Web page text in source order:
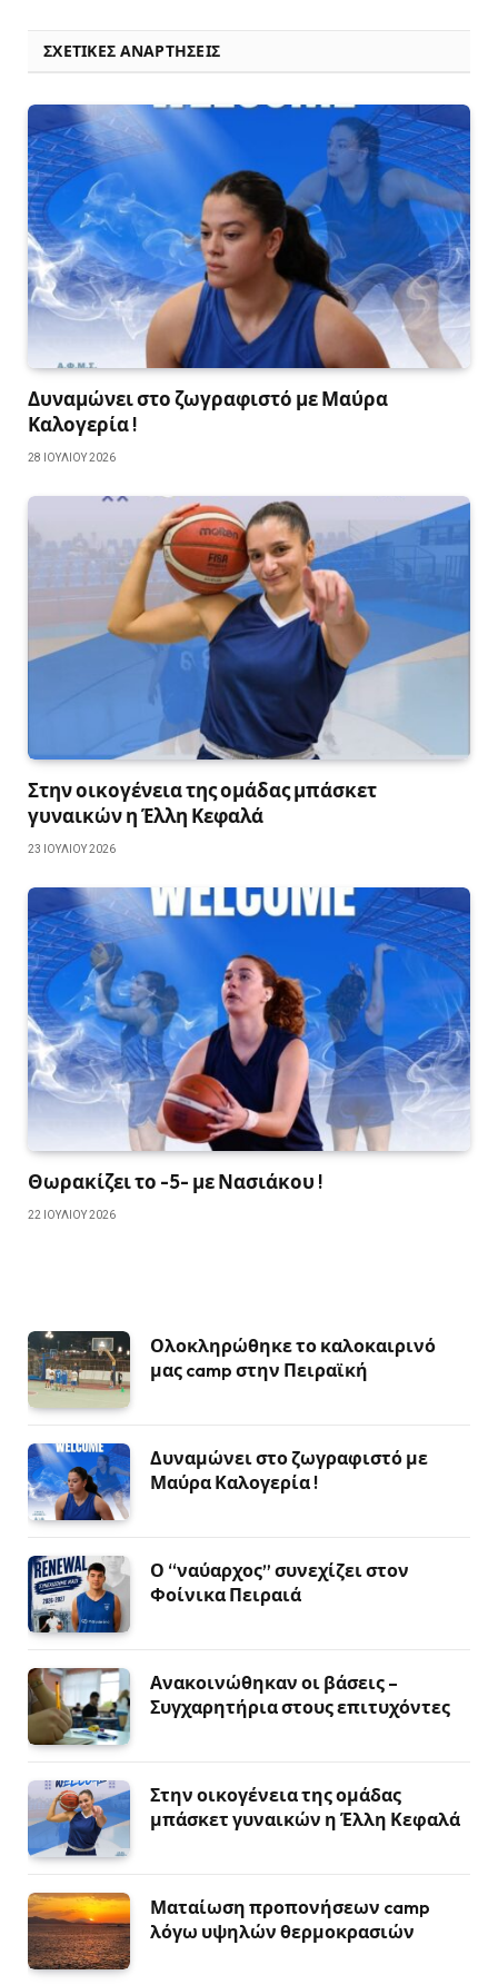
ΣΧΕΤΙΚΈΣ ΑΝΑΡΤΉΣΕΙΣ
Δυναμώνει στο ζωγραφιστό με Μαύρα
Καλογερία !
28 ΙΟΥΛΊΟΥ 2026
Στην οικογένεια της ομάδας μπάσκετ
γυναικών η Έλλη Κεφαλά
23 ΙΟΥΛΊΟΥ 2026
Θωρακίζει το -5- με Νασιάκου !
22 ΙΟΥΛΊΟΥ 2026
Ολοκληρώθηκε το καλοκαιρινό
μας camp στην Πειραϊκή
Δυναμώνει στο ζωγραφιστό με
Μαύρα Καλογερία !
Ο “ναύαρχος” συνεχίζει στον
Φοίνικα Πειραιά
Ανακοινώθηκαν οι βάσεις –
Συγχαρητήρια στους επιτυχόντες
Στην οικογένεια της ομάδας
μπάσκετ γυναικών η Έλλη Κεφαλά
Ματαίωση προπονήσεων camp
λόγω υψηλών θερμοκρασιών